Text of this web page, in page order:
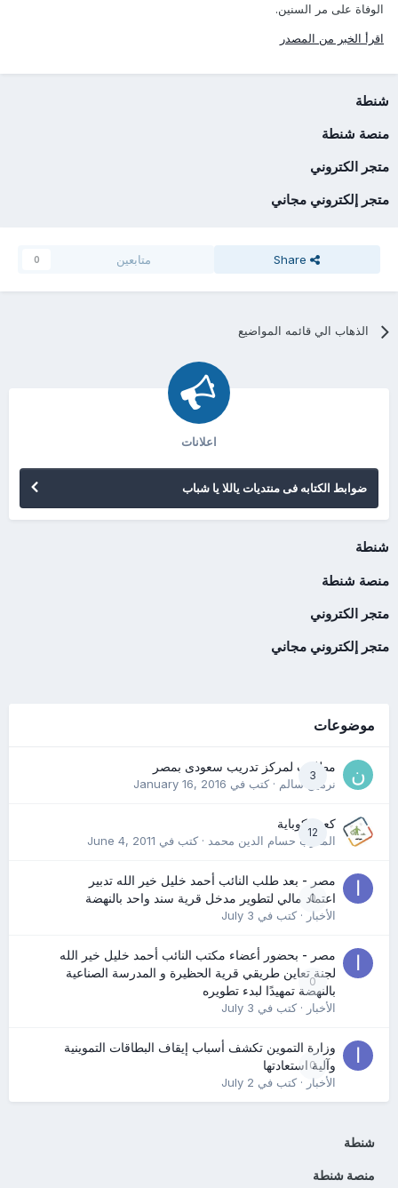
الوفاة على مر السنين.
اقرأ الخبر من المصدر
شنطة
منصة شنطة
متجر الكتروني
متجر إلكتروني مجاني
Share متابعين 0
الذهاب الي قائمه المواضيع
اعلانات
ضوابط الكتابه فى منتديات ياللا يا شباب
شنطة
منصة شنطة
متجر الكتروني
متجر إلكتروني مجاني
موضوعات
3
مطلوب لمركز تدريب سعودى بمصر
نرمين سالم· كتب في January 16, 2016
12
كعب كوباية
المدرب حسام الدين محمد· كتب في June 4, 2011
0
مصر - بعد طلب النائب أحمد خليل خير الله تدبير
اعتماد مالي لتطوير مدخل قرية سند واحد بالنهضة
الأخبار· كتب في July 3
0
مصر - بحضور أعضاء مكتب النائب أحمد خليل خير الله
لجنة تعاين طريقي قرية الحظيرة و المدرسة الصناعية
بالنهضة تمهيدًا لبدء تطويره
الأخبار· كتب في July 3
0
وزارة التموين تكشف أسباب إيقاف البطاقات التموينية
وآلية استعادتها
الأخبار· كتب في July 2
شنطة
منصة شنطة